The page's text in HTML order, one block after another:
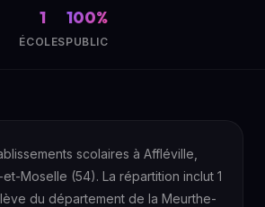
1
ÉCOLES
100%
PUBLIC
scolaires à Affléville,
Moselle (54). La répartition inclut 1
du département de la Meurthe-